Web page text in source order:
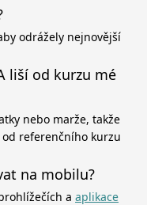
odrážely nejnovější
liší od kurzu mé
nebo marže, takže
referenčního kurzu
na mobilu?
a aplikace